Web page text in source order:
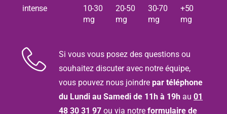
intense
10-30
mg
20-50
mg
30-70
mg
+50
mg
Si vous vous posez des questions ou
souhaitez discuter avec notre équipe,
vous pouvez nous joindre par téléphone
du Lundi au Samedi de 11h à 19h au 01
48 30 31 97 ou via notre formulaire de